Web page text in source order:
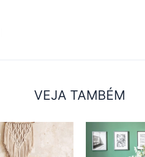
VEJA TAMBÉM